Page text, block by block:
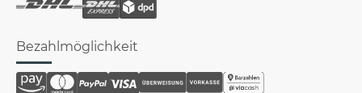
Bezahlmöglichkeit